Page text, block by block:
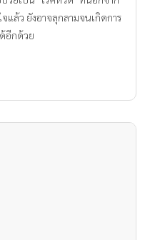
แล้ว ยังอาจลุกลามจนเกิดการ
อีกด้วย